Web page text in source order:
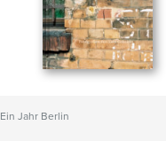
Ein Jahr Berlin